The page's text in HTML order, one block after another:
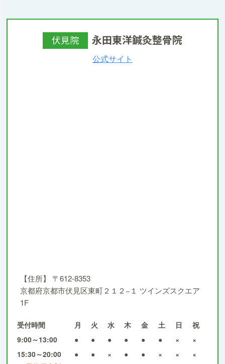
伏見院 永田東洋鍼灸整骨院
公式サイト
【住所】
〒612-8353
京都府京都市伏見区東町２１２−１ ツインズスクエア
1F
受付時間 月 火 水 木 金 土 日
祝
9:00～13:00
● ● ● ● ● ● ×
×
15:30～20:00
● ● × ● ● × ×
×